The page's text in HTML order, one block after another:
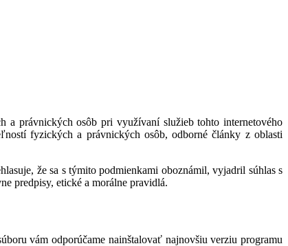
právnických osôb pri využívaní služieb tohto internetového
fyzických a právnických osôb, odborné články z oblasti
že sa s týmito podmienkami oboznámil, vyjadril súhlas s
predpisy, etické a morálne pravidlá.
vám odporúčame nainštalovať najnovšiu verziu programu